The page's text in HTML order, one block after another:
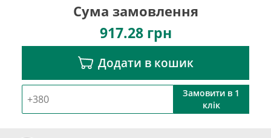
Сума замовлення
917.28грн
Додати в кошик
Замовити в 1
клік